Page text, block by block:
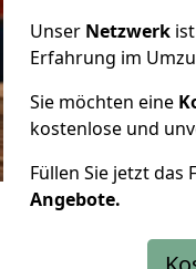
Unser Netzwerk
Erfahrung im
Sie möchten eine
kostenlose und
Füllen Sie jetzt das
Angebote.